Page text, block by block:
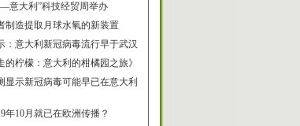
—意大利”科技经贸周举办
制造提取月球水氧的新装置
：意大利新冠病毒流行早于武汉
的柠檬：意大利的柑橘园之旅》
显示新冠病毒可能早已在意大利
年10月就已在欧洲传播？